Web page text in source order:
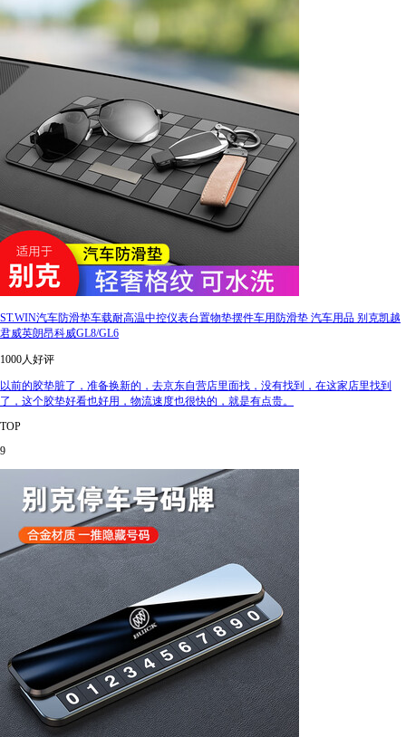
ST.WIN汽车防滑垫车载耐高温中控仪表台置物垫摆件车用防滑垫 汽车用品 别克凯越
君威英朗昂科威GL8/GL6
1000人好评
以前的胶垫脏了，准备换新的，去京东自营店里面找，没有找到，在这家店里找到
了，这个胶垫好看也好用，物流速度也很快的，就是有点贵。
TOP
9